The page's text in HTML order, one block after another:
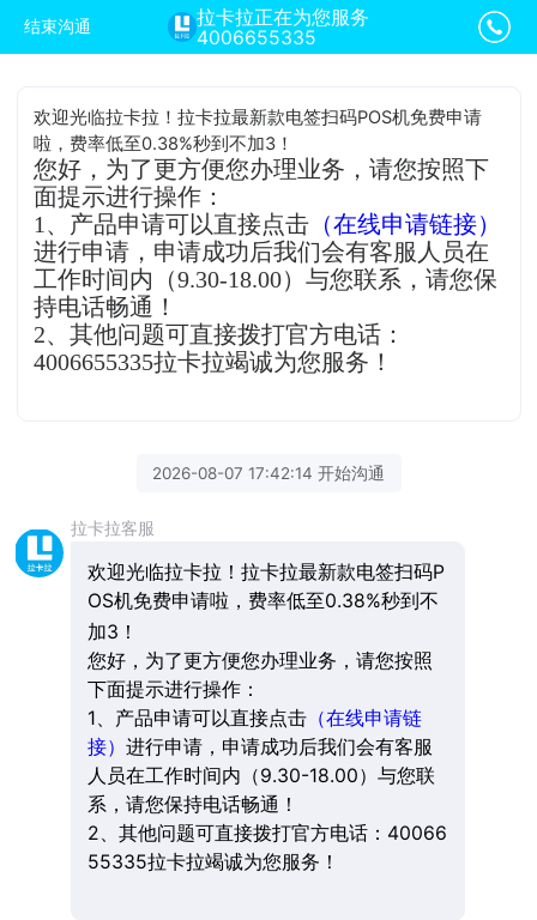
结束沟通
拉卡拉正在为您服务
4006655335
欢迎光临拉卡拉！拉卡拉最新款电签扫码POS机免费申请
啦，费率低至0.38%秒到不加3！
您好，为了更方便您办理业务，请您按照下
面提示进行操作：
1、产品申请可以直接点击 （在线申请链接）
进行申请，申请成功后我们会有客服人员在
工作时间内（9.30-18.00）与您联系，请您保
持电话畅通！
2、其他问题可直接拨打官方电话：
4006655335拉卡拉竭诚为您服务！
2026-08-07 17:42:14 开始沟通
拉卡拉客服
欢迎光临拉卡拉！拉卡拉最新款电签扫码P
OS机免费申请啦，费率低至0.38%秒到不
加3！
您好，为了更方便您办理业务，请您按照
下面提示进行操作：
1、产品申请可以直接点击（在线申请链
接） 进行申请，申请成功后我们会有客服
人员在工作时间内（9.30-18.00）与您联
系，请您保持电话畅通！
2、其他问题可直接拨打官方电话：40066
55335拉卡拉竭诚为您服务！